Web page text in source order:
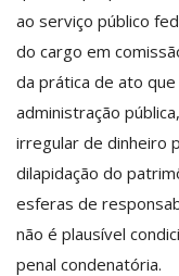
ao serviço público
do cargo em
da prática de ato
administração
irregular de dinheiro
dilapidação do
esferas de
não é plausível
penal condenatória.